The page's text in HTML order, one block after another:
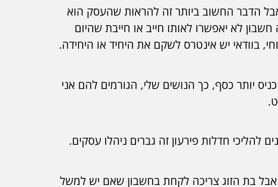
הדבר החשוב ביותר זה להראות שהעסק הוא
לא יאפשרו לאותו חייב או חייבת שהיום
בוודאי יש אינטרס לשקם את היחיד או היחידה.
יותר כסף, כך הנושים שלי, הגורמים להם אני
להליכי חדלות פירעון זה גברים ניהלו עסקים.
אבל בת הזוג צריכה לקחת בחשבון שאם יש למשל